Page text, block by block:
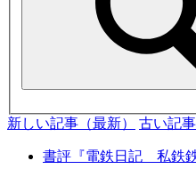
新しい記事（最新） 古い記事
書評『電鉄日記 私鉄